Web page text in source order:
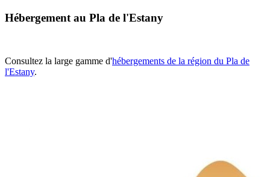
Hébergement au Pla de l'Estany
Consultez la large gamme d'hébergements de la région du Pla de
l'Estany.